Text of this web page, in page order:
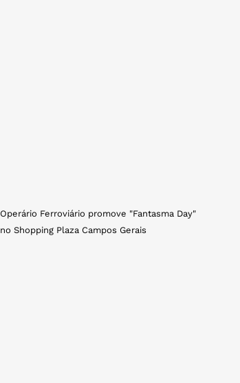
Operário Ferroviário promove "Fantasma Day"
no Shopping Plaza Campos Gerais